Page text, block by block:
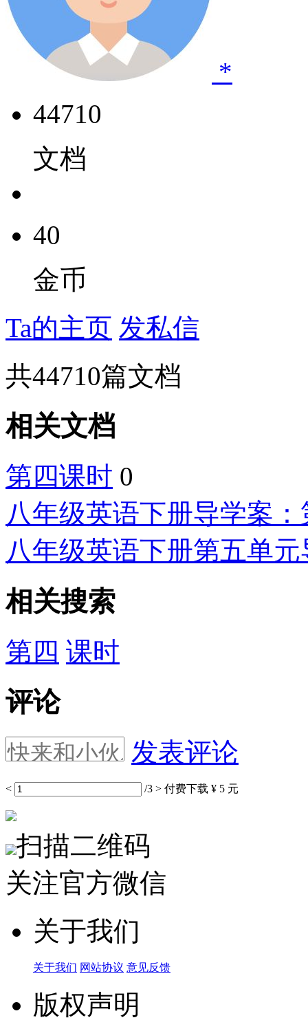
*
44710
文档
40
金币
Ta的主页 发私信
共44710篇文档
相关文档
第四课时 0
八年级英语下册导学案
八年级英语下册第五单
相关搜索
第四 课时
评论
发表评论
< /3 > 付费下载 ¥ 5 元
扫描二维码
关注官方微信
关于我们
关于我们 网站协议 意见反馈
版权声明